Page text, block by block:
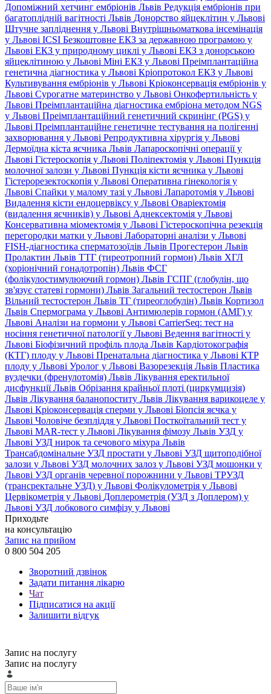
Допоміжний хетчинг ембріонів Львів Редукція ембріонів при
багатоплідній вагітності Львів Донорство яйцеклітин у Львові
Штучне запліднення у Львові Внутрішньоматкова інсемінація
у Львові ICSI Безкоштовне ЕКЗ за державною програмою у
Львові ЕКЗ у природному циклі у Львові ЕКЗ з донорською
яйцеклітиною у Львові Міні ЕКЗ у Львові Преімплантаційна
генетична діагностика у Львові Кріопротокол ЕКЗ у Львові
Культивування ембріонів у Львові Кріоконсервація ембріонів у
Львові Сурогатне материнство у Львові Онкофертильність у
Львові Преімплантаційна діагностика ембріона методом NGS
у Львові Преімплантаційний генетичний скринінг (PGS) у
Львові Преімплантаційне генетичне тестування на полігенні
захворювання у Львові Репродуктивна хірургія у Львові
Дермоїдна кіста яєчника Львів Лапароскопічні операції у
Львові Гістероскопія у Львові Поліпектомія у Львові Пункція
молочної залози у Львові Пункція кісти яєчника у Львові
Гістерорезектоскопія у Львові Оперативна гінекологія у
Львові Спайки у малому тазі у Львові Лапаротомія у Львові
Видалення кісти ендоцервіксу у Львові Оваріектомія
(видалення яєчників) у Львові Аднексектомія у Львові
Консервативна міомектомія у Львові Гістероскопічна резекція
перегородки матки у Львові Лабораторні аналізи у Львові
FISH-діагностика сперматозоїдів Львів Прогестерон Львів
Пролактин Львів ТТГ (тиреотропний гормон) Львів ХГЛ
(хоріонічний гонадотропін) Львів ФСГ
(фолікулостимулюючий гормон) Львів ГСПГ (глобулін, що
зв'язує статеві гормони) Львів Загальний тестостерон Львів
Вільний тестостерон Львів ТГ (тиреоглобулін) Львів Кортизол
Львів Спермограма у Львові Антимюлерів гормон (АМГ) у
Львові Аналізи на гормони у Львові CarrierSeq: тест на
носіння генетичної патології у Львові Ведення вагітності у
Львові Біофізичний профіль плода Львів Кардіотокографія
(КТГ) плоду у Львові Пренатальна діагностика у Львові КТР
плоду у Львові Уролог у Львові Вазорезекція Львів Пластика
вуздечки (френулотомія) Львів Лікування еректильної
дисфункції Львів Обрізання крайньої плоті (циркумцизія)
Львів Лікування баланопоститу Львів Лікування варикоцеле у
Львові Кріоконсервація сперми у Львові Біопсія яєчка у
Львові Чоловіче безпліддя у Львові Посткоїтальний тест у
Львові MAR-тест у Львові Лікування фімозу Львів УЗД у
Львові УЗД нирок та сечового міхура Львів
Трансабдомінальне УЗД простати у Львові УЗД щитоподібної
залози у Львові УЗД молочних залоз у Львові УЗД мошонки у
Львові УЗД органів черевної порожнини у Львові ТРУЗД
(трансректальне УЗД) у Львові Фолікулометрія у Львові
Цервікометрія у Львові Доплерометрія (УЗД з Доплером) у
Львові УЗД лобкового симфізу у Львові
Приходьте
на консультацію
Запис на прийом
0 800 504 205
Зворотний дзвінок
Задати питання лікарю
Чат
Підписатися на акції
Залишити відгук
Запис на послугу
Запис на послугу